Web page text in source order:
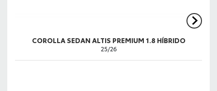
COROLLA SEDAN ALTIS PREMIUM 1.8 HÍBRIDO
25/26